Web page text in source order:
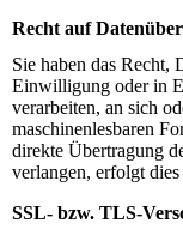
Recht auf
Sie haben das Recht,
Einwilligung oder in
verarbeiten, an sich
maschinenlesbaren
direkte Übertragung
verlangen, erfolgt
SSL- bzw. TLS-